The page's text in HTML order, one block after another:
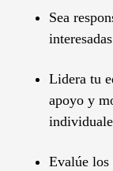
Sea
interesadas
Lidera tu
apoyo y
Evalúe los